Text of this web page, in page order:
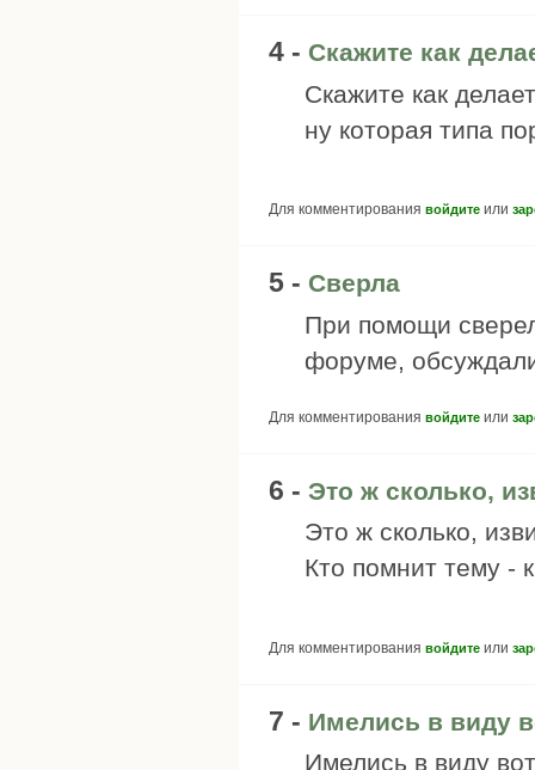
4 - Скажите как
Скажите как
ну которая типа
Для комментирования войдите или
5 - Сверла
При помощи
форуме,
Для комментирования войдите или
6 - Это ж сколько,
Это ж сколько,
Кто помнит тему -
Для комментирования войдите или
7 - Имелись в виду
Имелись в виду